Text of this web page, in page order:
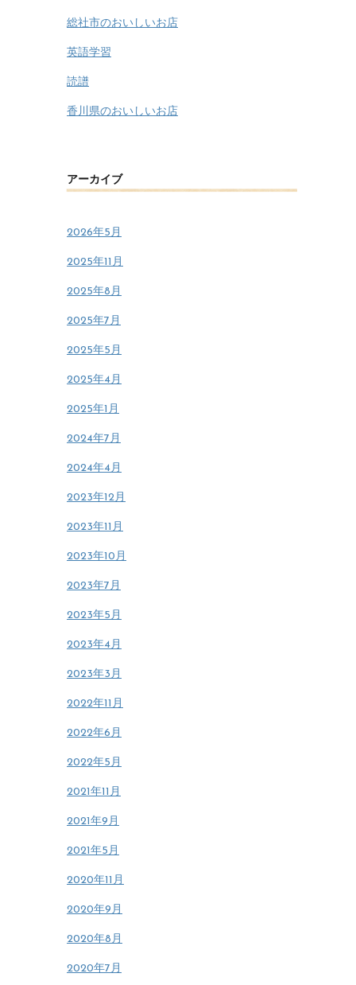
総社市のおいしいお店
英語学習
読譜
香川県のおいしいお店
アーカイブ
2026年5月
2025年11月
2025年8月
2025年7月
2025年5月
2025年4月
2025年1月
2024年7月
2024年4月
2023年12月
2023年11月
2023年10月
2023年7月
2023年5月
2023年4月
2023年3月
2022年11月
2022年6月
2022年5月
2021年11月
2021年9月
2021年5月
2020年11月
2020年9月
2020年8月
2020年7月